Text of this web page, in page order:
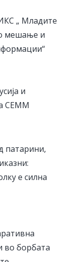
„ Младите
мешање и
и
СЕММ
патарини,
е силна
во борбата